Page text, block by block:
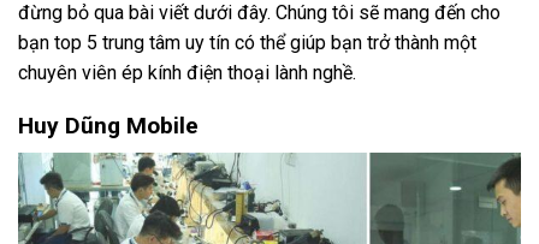
đừng bỏ qua bài viết dưới đây. Chúng tôi sẽ mang đến cho
bạn top 5 trung tâm uy tín có thể giúp bạn trở thành một
chuyên viên ép kính điện thoại lành nghề.
Huy Dũng Mobile